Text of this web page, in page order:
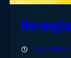
december